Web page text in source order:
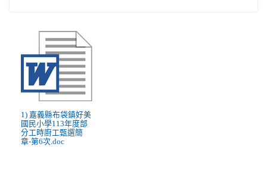
1) 嘉義縣布袋鎮好美
國民小學113年度部
分工時廚工甄選簡
章-第6次.doc